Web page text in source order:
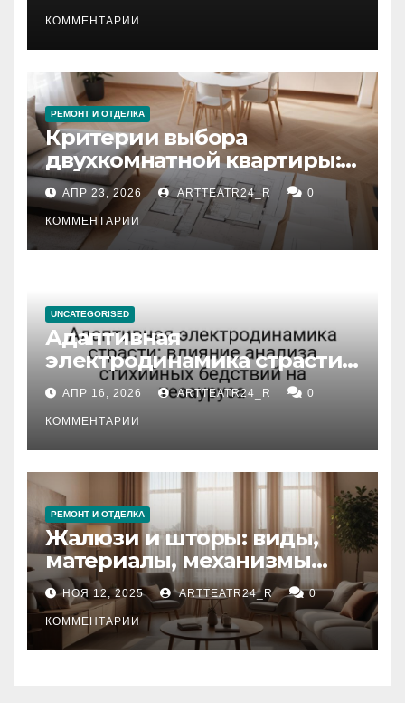
КОММЕНТАРИИ
РЕМОНТ И ОТДЕЛКА
Критерии выбора
двухкомнатной квартиры:
планировка, площадь,
состояние и документация
АПР 23, 2026 ARTTEATR24_R 0
КОММЕНТАРИИ
UNCATEGORISED
Адаптивная
электродинамика страсти:
влияние анализа
стихийных бедствий на
тезауруса
АПР 16, 2026 ARTTEATR24_R 0
КОММЕНТАРИИ
РЕМОНТ И ОТДЕЛКА
Жалюзи и шторы: виды,
материалы, механизмы
управления и уход
НОЯ 12, 2025 ARTTEATR24_R 0
КОММЕНТАРИИ